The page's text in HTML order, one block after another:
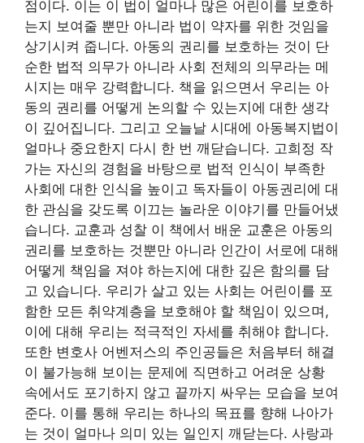
점이다. 이는 이 법이 얼마나 많은 어린이를 보호하
는지 보여줄 뿐만 아니라 법이 약자를 위한 것임을
상기시켜 줍니다. 아동의 권리를 보호하는 것이 단
순한 법적 의무가 아니라 사회 전체의 의무라는 메
시지는 매우 강력합니다. 책을 읽으면서 우리는 아
동의 권리를 어떻게 논의할 수 있는지에 대한 생각
이 깊어집니다. 그리고 오늘날 시대에 아동복지법이
얼마나 중요한지 다시 한 번 깨닫습니다. 고희정 작
가는 자신의 경험을 바탕으로 법적 인식이 부족한
사회에 대한 인식을 높이고 독자들이 아동권리에 대
한 관심을 갖도록 이끄는 놀라운 이야기를 만들어냈
습니다. 교훈과 성찰 이 책에서 배운 교훈은 아동의
권리를 보호하는 것뿐만 아니라 인간이 서로에 대해
어떻게 책임을 져야 하는지에 대한 깊은 함의를 담
고 있습니다. 우리가 살고 있는 사회는 어린이를 포
함한 모든 취약계층을 보호해야 할 책임이 있으며,
이에 대해 우리는 적극적인 자세를 취해야 합니다.
또한 변호사 어벤저스의 주인공들은 처음부터 해결
이 불가능해 보이는 문제에 직면하고 어려운 상황
속에서도 포기하지 않고 끝까지 싸우는 모습을 보여
준다. 이를 통해 우리는 하나의 목표를 향해 나아가
는 것이 얼마나 의미 있는 일인지 깨닫는다. 사랑과